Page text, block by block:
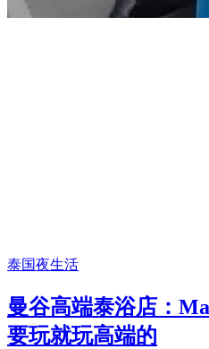
泰国夜生活
曼谷高端泰浴店：
要玩就玩高端的